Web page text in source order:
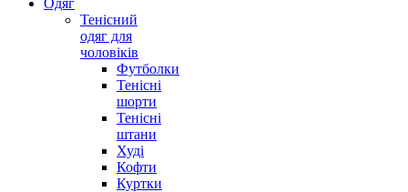
Одяг
Тенісний
одяг для
чоловіків
Футболки
Тенісні
шорти
Тенісні
штани
Худі
Кофти
Куртки